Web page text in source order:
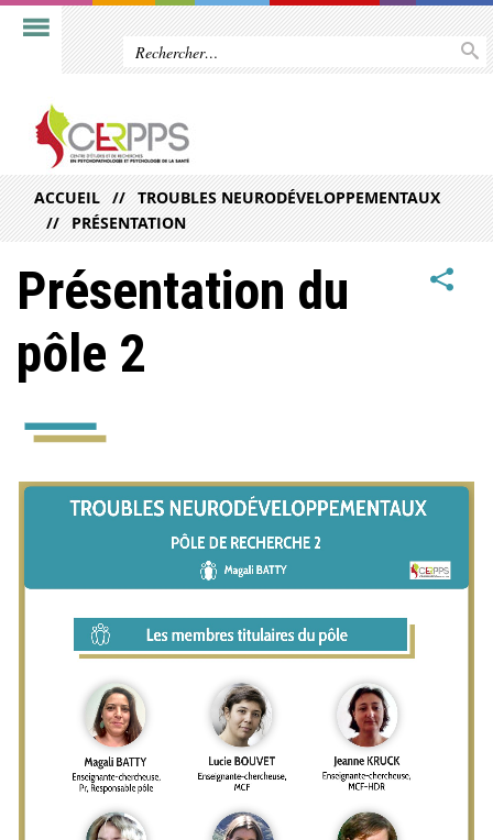
ACCUEIL
TROUBLES NEURODÉVELOPPEMENTAUX
PRÉSENTATION
Présentation du
pôle 2